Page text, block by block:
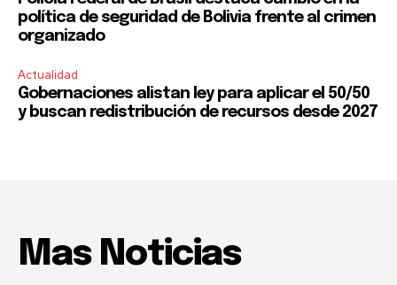
política de seguridad de Bolivia frente al crimen
organizado
Actualidad
Gobernaciones alistan ley para aplicar el 50/50
y buscan redistribución de recursos desde 2027
Mas Noticias